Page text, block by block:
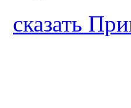
сказать